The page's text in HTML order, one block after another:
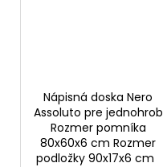
Nápisná doska Nero
Assoluto pre jednohrob
Rozmer pomníka
80x60x6 cm Rozmer
podložky 90x17x6 cm